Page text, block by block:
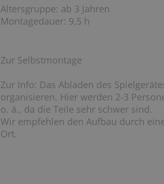
Altersgruppe: ab 3 Jahren
Montagedauer: 9,5 h
Zur Selbstmontage
Zur Info: Das Abladen des
organisieren. Hier werden 2-3
o. ä., da die Teile sehr schwer sind.
Wir empfehlen den Aufbau durch
Ort.